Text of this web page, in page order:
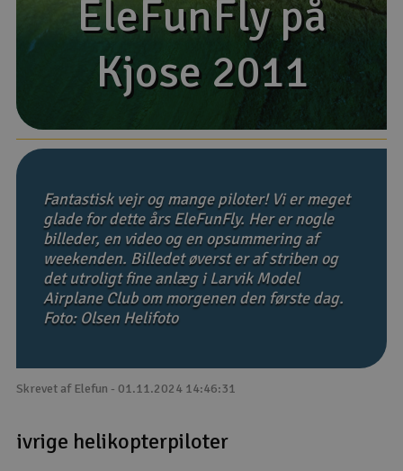
Droner
Droner til FPV
Kameraudstyr
Modelbygg og byggesæt
Modeljernbane
Outlet
Radio udstyr
EleFunFly på
Kjose 2011
EleFunFly på
Kjose 2011
Fantastisk vejr og mange piloter! Vi er meget
glade for dette års EleFunFly. Her er nogle
billeder, en video og en opsummering af
weekenden. Billedet øverst er af striben og
det utroligt fine anlæg i Larvik Model
Airplane Club om morgenen den første dag.
Foto: Olsen Helifoto
Skrevet af Elefun - 01.11.2024 14:46:31
ivrige helikopterpiloter